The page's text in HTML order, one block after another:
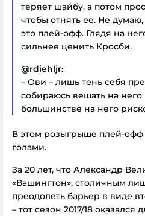
теряет шайбу, а потом
чтобы отнять ее. Не
это плей-офф. Глядя на
сильнее ценить Кросби.
@rdiehljr:
– Ови – лишь тень себя
собираюсь вешать на него
большинстве на него
В этом розыгрыше плей-офф
голами.
За 20 лет, что Александр
«Вашингтон», столичным
преодолеть барьер в виде
– тот сезон 2017/18